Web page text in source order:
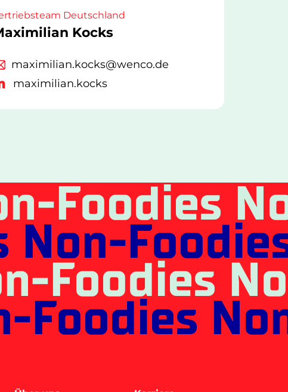
Kocks
Deutschland
maximilian.kocks@wenco.de
maximilian.kocks
Foodies
Foodies